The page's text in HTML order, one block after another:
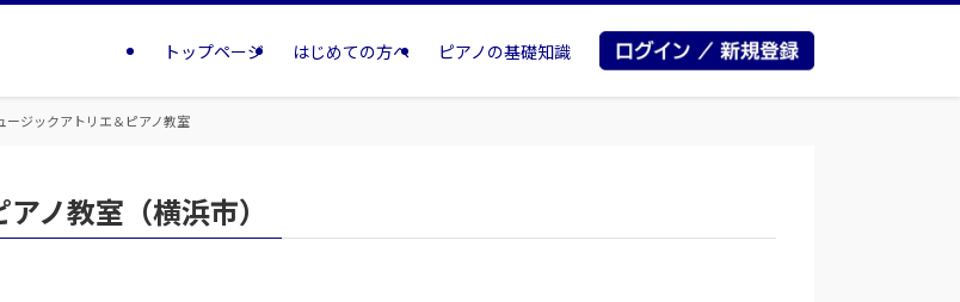
トップページ はじめての方へ ピアノの基礎知識
ージックアトリエ＆ピアノ教室
ノ教室（横浜市）